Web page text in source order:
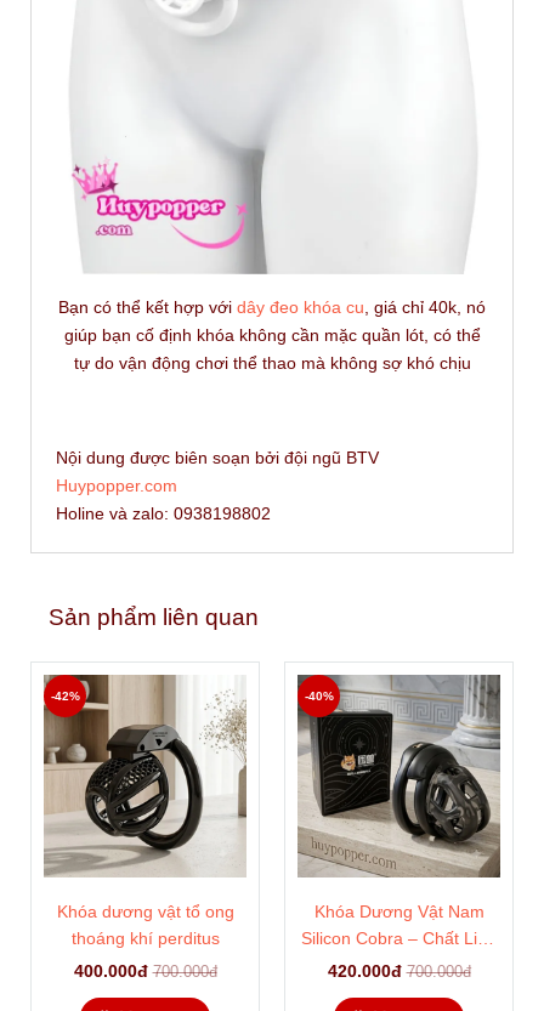
Bạn có thể kết hợp với dây đeo khóa cu, giá chỉ 40k, nó
giúp bạn cố định khóa không cần mặc quần lót, có thể
tự do vận động chơi thể thao mà không sợ khó chịu
Nội dung được biên soạn bởi đội ngũ BTV
Huypopper.com
Holine và zalo: 0938198802
Sản phẩm liên quan
Khóa dương vật tổ ong
thoáng khí perditus
400.000đ 700.000đ
-42%
Khóa Dương Vật Nam
Silicon Cobra – Chất Liệu
Siêu Mềm Dẻo Thoải Mái
420.000đ 700.000đ
-40%